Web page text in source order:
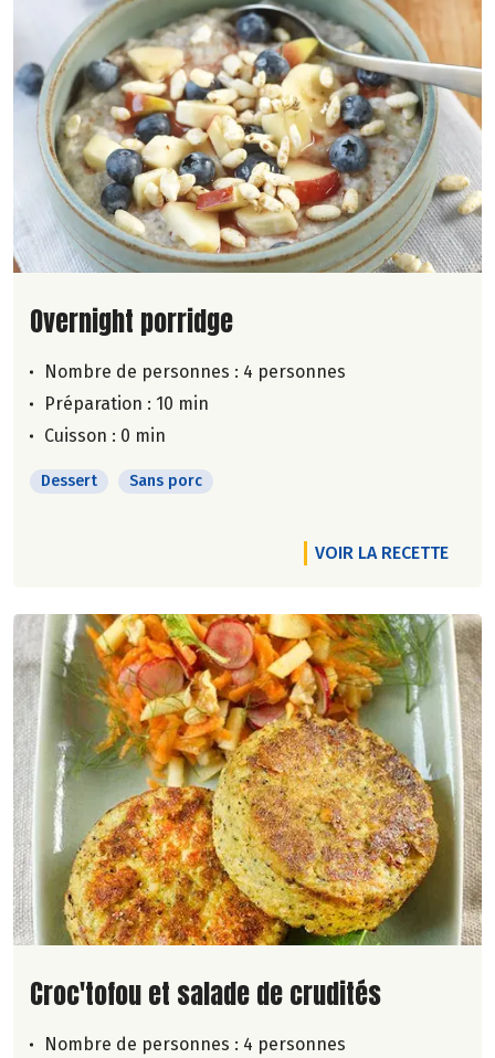
Lire la suite de la recette
Overnight porridge
Nombre de personnes : 4 personnes
Préparation : 10 min
Cuisson : 0 min
Dessert Sans porc
VOIR LA RECETTE
Lire la suite de la recette
Croc'tofou et salade de crudités
Nombre de personnes : 4 personnes